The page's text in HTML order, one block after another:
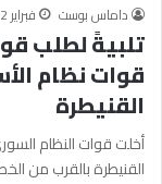
داماس بوست فبراير 22, 2024
تلبيةً لطلب
قوات نظام
القنيطرة
أخلت قوات النظام
القنيطرة بالقرب من